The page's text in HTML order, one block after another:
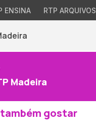
ENSINA RTP ARQUIVOS
Madeira
gostar